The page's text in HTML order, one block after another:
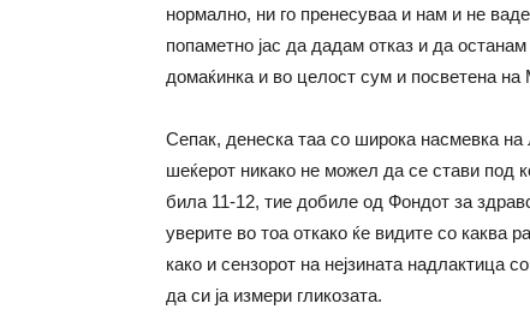
нормално, ни го пренесуваа и нам и не
попаметно јас да дадам отказ и да
домаќинка и во целост сум и посветена на
Сепак, денеска таа со широка насмевка на
шеќерот никако не можел да се стави под
била 11-12, тие добиле од Фондот за
уверите во тоа откако ќе видите со каква
како и сензорот на нејзината
да си ја измери гликозата.